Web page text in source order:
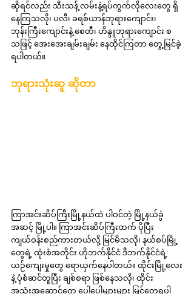
ဆိုရင်လည်း သီးသန့် လမ်းနဲ့ရပ်ကွက်လိုလေးတွေ ရှိ
နေကြသလို၊ ပလီ၊ ခရစ်ယာန်ဘုရားကျောင်း၊
ဘုန်းကြီးကျောင်းနဲ့ စေတီ၊ ဟိန္ဒူဘုရားကျောင်း စ
သဖြင့် အေးအေးချမ်းချမ်း နေထိုင်ကြတာ တွေ့မြင်ခဲ့
ရပါတယ်။
ဘုရားသုံးဆူ ဆိုတာ
ကြာအင်းဆိပ်ကြီးမြို့နယ်ထဲ ပါဝင်တဲ့ မြို့နယ်ခွဲ
အဆင့် မြို့ပါ။ ကြာအင်းဆိပ်ကြီးထက် ပိုပြီး
ကျယ်ဝန်းစည်ကားတယ်လို့ မြင်မိသလို၊ နယ်စပ်မြို့
တွေရဲ့ ထုံးစံအတိုင်း ဟိုဘက်နိုင်ငံ ဒီဘက်နိုင်ငံရဲ့
ယဉ်ကျေးမှုတွေ ရောယှက်နေပါတယ်။ ထိုင်းမြို့လေး
နဲ့ ပုံစံဆင်တူပြီး ချစ်စရာ ဖြစ်နေသလို၊ ထိုင်း
အသုံးအဆောင်တွေ ပေါပေါများများ မြင်တွေ့ရပါ